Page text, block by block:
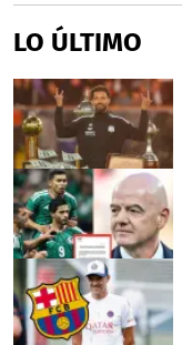
LO ÚLTIMO